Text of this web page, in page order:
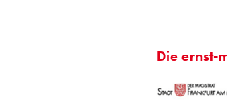
Die ernst-